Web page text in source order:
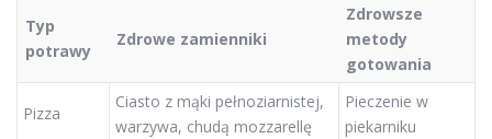
Typ
potrawy
Zdrowe zamienniki
Zdrowsze
metody
gotowania
Pizza
Ciasto z mąki pełnoziarnistej,
warzywa, chudą mozzarellę
Pieczenie w
piekarniku